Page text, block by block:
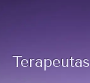
Terapeutas